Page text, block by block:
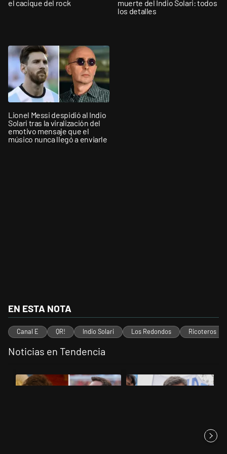
el cacique del rock
muerte del Indio Solari: todos
los detalles
Lionel Messi despidió al Indio
Solari tras la viralización del
emotivo mensaje que el
músico nunca llegó a enviarle
EN ESTA NOTA
Canal E QR! Indio Solari Los Redondos Ricoteros
Noticias en Tendencia
Un artículo de tendencia con el título "Milei despidió a Jorge Messi
Un artículo de tendencia con el